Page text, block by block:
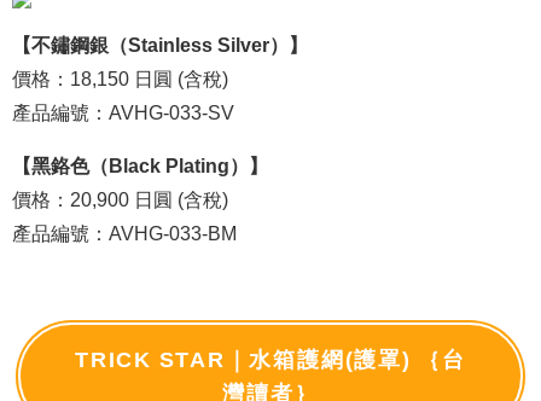
【不鏽鋼銀（Stainless Silver）】
價格：18,150 日圓 (含稅)
產品編號：AVHG-033-SV
【黑鉻色（Black Plating）】
價格：20,900 日圓 (含稅)
產品編號：AVHG-033-BM
TRICK STAR｜水箱護網(護罩) ｛台
灣讀者｝